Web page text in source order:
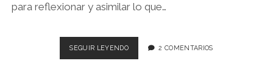
para reflexionar y asimilar lo que…
SEGUIR LEYENDOOTRAS
MANERAS
2 COMENTARIOS